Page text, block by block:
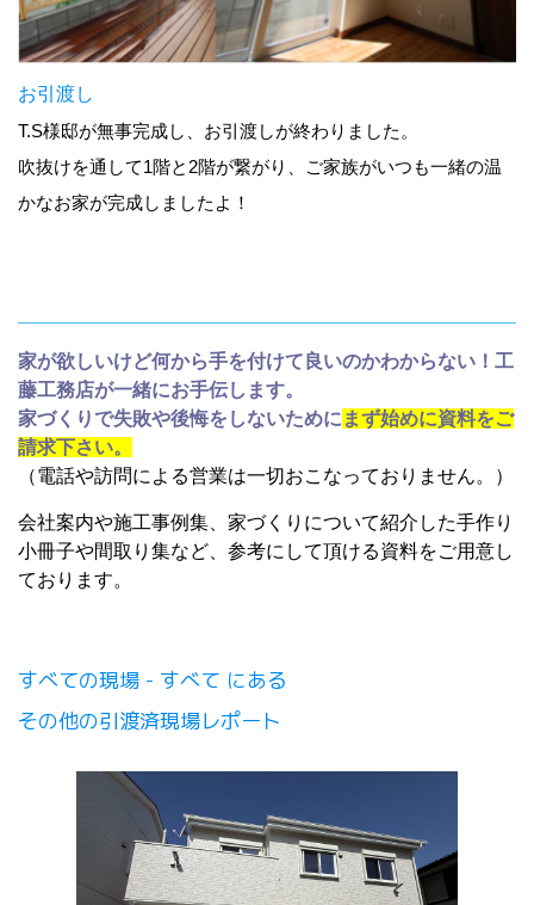
お引渡し
T.S様邸が無事完成し、お引渡しが終わりました。
吹抜けを通して1階と2階が繋がり、ご家族がいつも一緒の温
かなお家が完成しましたよ！
家が欲しいけど何から手を付けて良いのかわからない！工
藤工務店が一緒にお手伝します。
家づくりで失敗や後悔をしないために まず始めに資料をご
請求下さい。
（電話や訪問による営業は一切おこなっておりません。）
会社案内や施工事例集、家づくりについて紹介した手作り
小冊子や間取り集など、参考にして頂ける資料をご用意し
ております。
すべての現場 - すべて にある
その他の引渡済現場レポート